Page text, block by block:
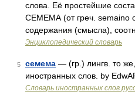
слова. Её простейшие
СЕМЕМА (от греч. semaino
содержания (смысла),
Энциклопедический словарь
5 семема — (гр.) лингв. то
иностранных слов. by
Словарь иностранных слов